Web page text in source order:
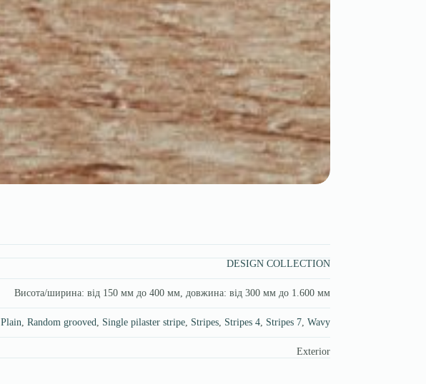
DESIGN COLLECTION
Висота/ширина: від 150 мм до 400 мм, довжина: від 300 мм до 1.600 мм
Plain Random grooved Single pilaster stripe, Stripes, Stripes 4, Stripes 7, Wavy
Exterior